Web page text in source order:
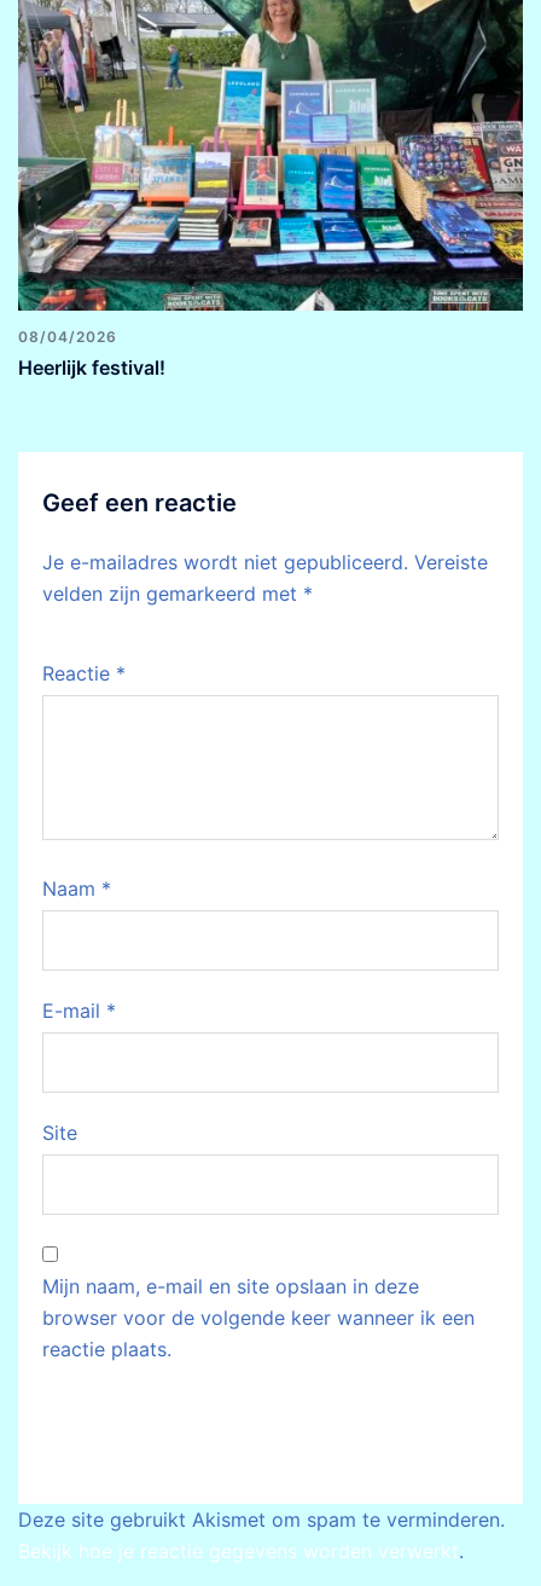
08/04/2026
Heerlijk festival!
Geef een reactie
Je e-mailadres wordt niet gepubliceerd. Vereiste
velden zijn gemarkeerd met *
Reactie *
Naam *
E-mail *
Site
Mijn naam, e-mail en site opslaan in deze
browser voor de volgende keer wanneer ik een
reactie plaats.
Deze site gebruikt Akismet om spam te verminderen.
Bekijk hoe je reactie gegevens worden verwerkt.